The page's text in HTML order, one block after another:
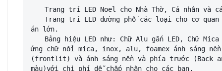
Trang trí LED Noel cho Nhà Thờ, Cá nhân và
Trang trí LED đường phố các loại cho cơ quan
án lớn.
Bảng hiệu LED như: Chữ Alu gắn LED, Chữ Mica
ứng chữ nổi mica, inox, alu, foamex ánh sáng
(frontlit) và ánh sáng nền và phía trước
màu)với chi phí dễ chấp nhận cho các bạn.